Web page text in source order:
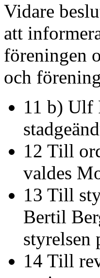
Vidare
att
föreningen
och
11 b) Ulf
12 Till
valdes
13 Till
Bertil
styrelsen
14 Till